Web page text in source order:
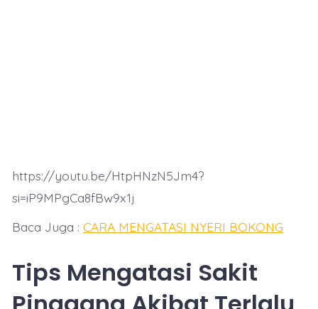
https://youtu.be/HtpHNzN5Jm4?
si=iP9MPgCa8fBw9x1j
Baca Juga : CARA MENGATASI NYERI BOKONG
Tips Mengatasi Sakit